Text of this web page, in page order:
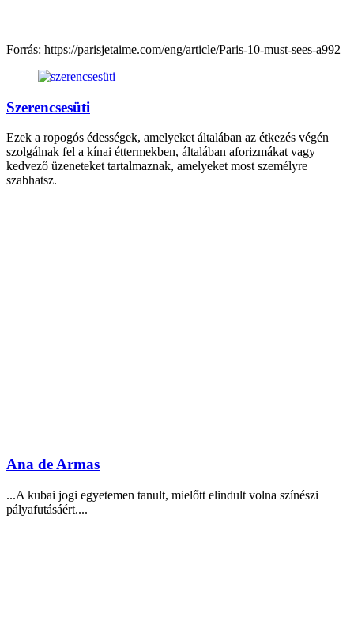
Forrás: https://parisjetaime.com/eng/article/Paris-10-must-sees-a992
Szerencsesüti
Ezek a ropogós édességek, amelyeket általában az étkezés végén
szolgálnak fel a kínai éttermekben, általában aforizmákat vagy
kedvező üzeneteket tartalmaznak, amelyeket most személyre
szabhatsz.
Ana de Armas
...A kubai jogi egyetemen tanult, mielőtt elindult volna színészi
pályafutásáért....